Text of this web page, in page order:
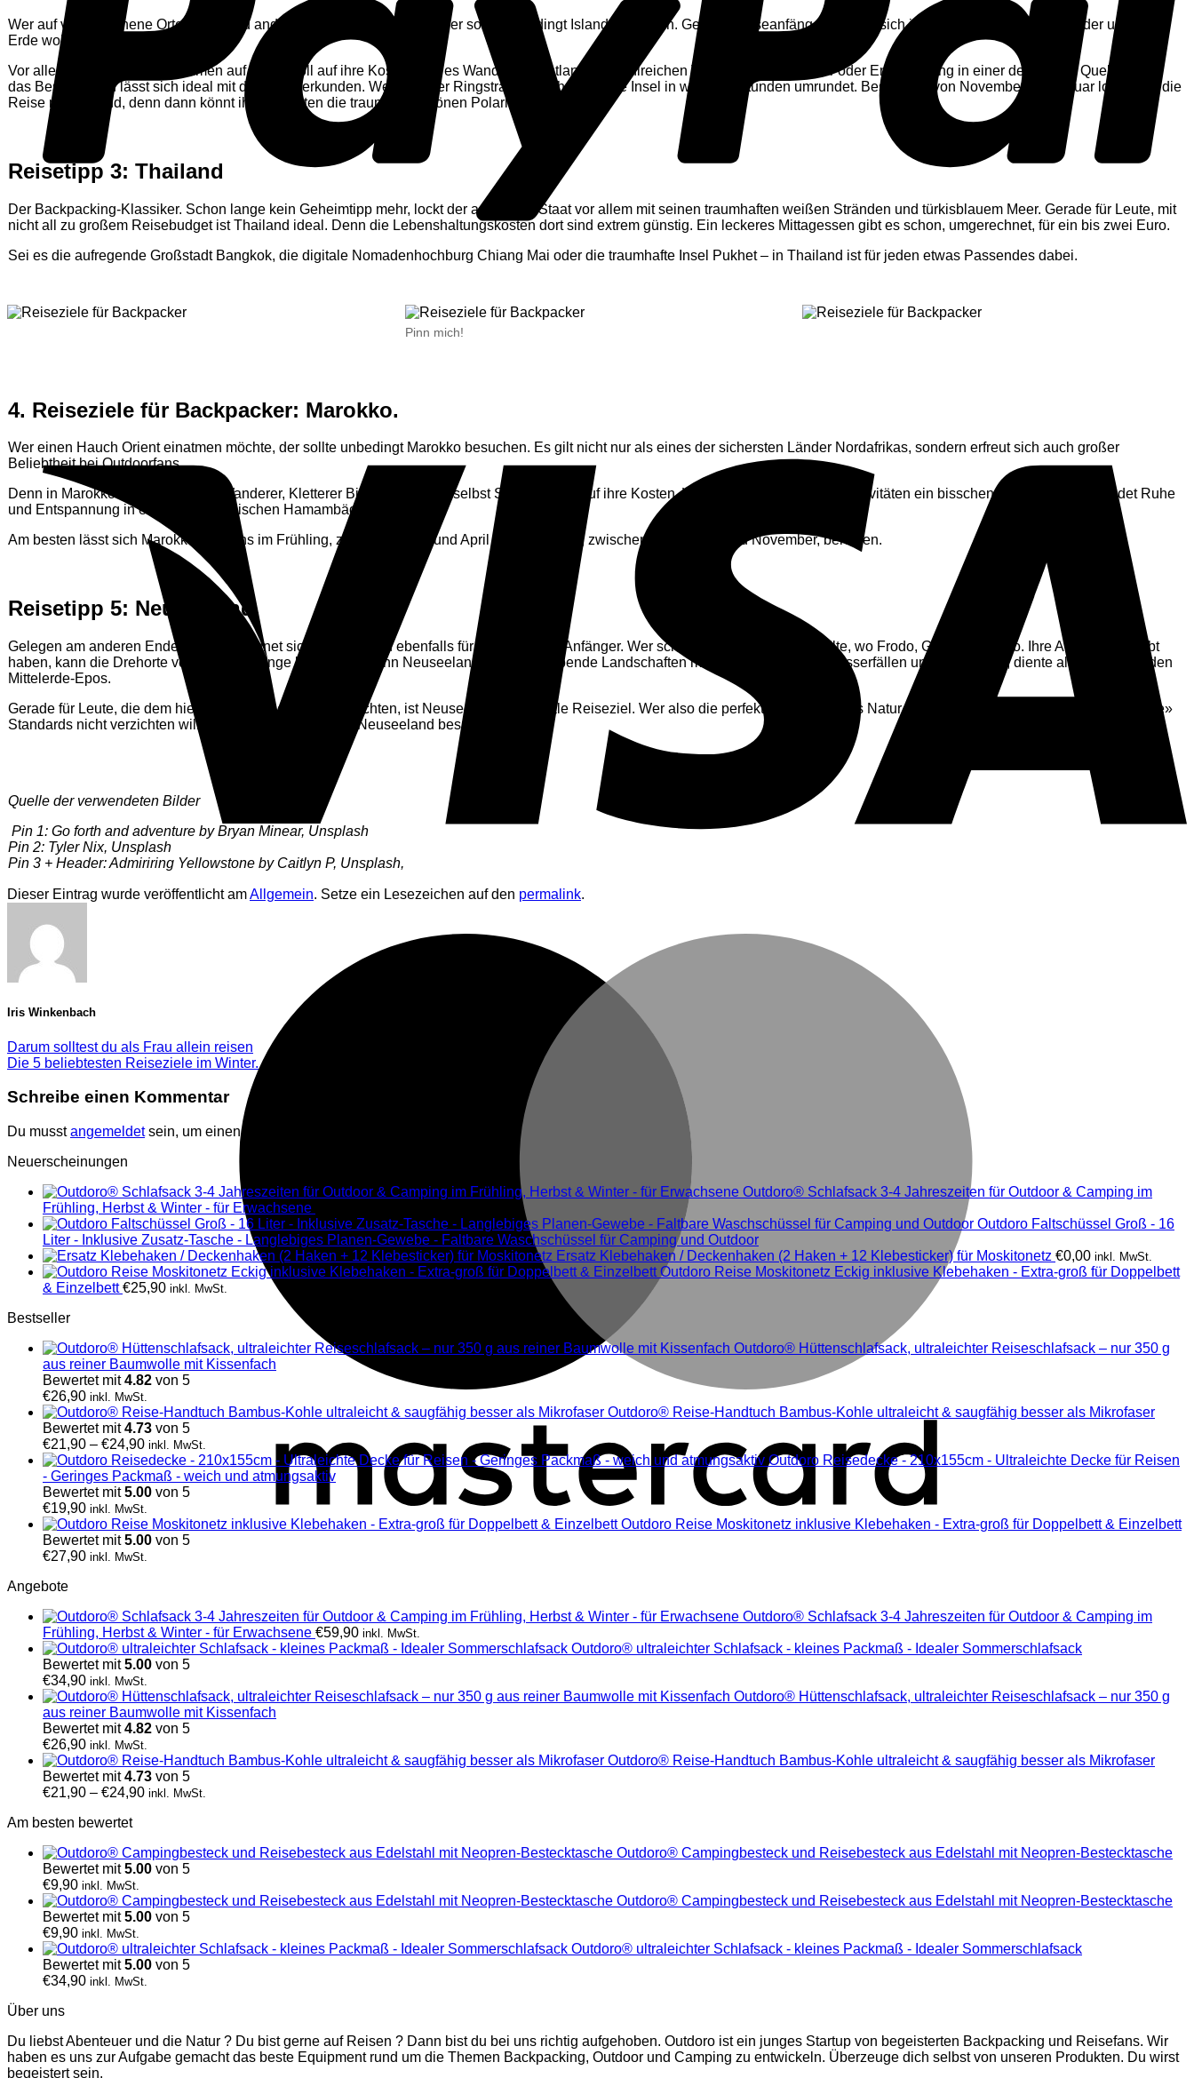
Wer auf verwunschene Orte, Feen und andere Sagengestalten steht, der sollte unbedingt Island besuchen. Gerade Reiseanfänger werden sich in einem der schönsten Länder unserer
Erde wohl fühlen.
Vor allem Naturliebhaber kommen auf Island voll auf ihre Kosten. Sei es Wanderung entlang der zahlreichen Vulkane und Gletscher oder Entspannung in einer der heißen Quellen. Und
das Beste: Island lässt sich ideal mit dem Auto erkunden. Wenn ihr der Ringstraße folgt habt ihr die Insel in wenigen Stunden umrundet. Besonders von November bis Januar lohnt sich die
Reise nach Island, denn dann könnt ihr am besten die traumhaft-schönen Polarlichter sehen.
Reisetipp 3: Thailand
Der Backpacking-Klassiker. Schon lange kein Geheimtipp mehr, lockt der asiatische Staat vor allem mit seinen traumhaften weißen Stränden und türkisblauem Meer. Gerade für Leute, mit
nicht all zu großem Reisebudget ist Thailand ideal. Denn die Lebenshaltungskosten dort sind extrem günstig. Ein leckeres Mittagessen gibt es schon, umgerechnet, für ein bis zwei Euro.
Sei es die aufregende Großstadt Bangkok, die digitale Nomadenhochburg Chiang Mai oder die traumhafte Insel Pukhet – in Thailand ist für jeden etwas Passendes dabei.
Pinn mich!
4. Reiseziele für Backpacker: Marokko.
Wer einen Hauch Orient einatmen möchte, der sollte unbedingt Marokko besuchen. Es gilt nicht nur als eines der sichersten Länder Nordafrikas, sondern erfreut sich auch großer
Beliebtheit bei Outdoorfans.
Denn in Marokko kommen Surfer, Wanderer, Kletterer Biking-Fans und selbst Skifahrer voll auf ihre Kosten. Wer sich von den ganzen Aktivitäten ein bisschen erholen möchte, findet Ruhe
und Entspannung in einem der klassischen Hamambäder.
Am besten lässt sich Marokko übrigens im Frühling, zwischen März und April und im Herbst, zwischen September und November, bereisen.
Reisetipp 5: Neuseeland .
Gelegen am anderen Ende der Erde, eignet sich Neuseeland ebenfalls für Backpacking-Anfänger. Wer schon immer mal sehen wollte, wo Frodo, Gandalf und Co. Ihre Abenteuer erlebt
haben, kann die Drehorte von Herr der Ringe besuchen. Denn Neuseelands atemberaubende Landschaften mit seinen Vulkanen, Wasserfällen und Gletschern, diente als Kulisse für den
Mittelerde-Epos.
Gerade für Leute, die dem hiesigen Winter entfliehen möchten, ist Neuseeland das ideale Reiseziel. Wer also die perfekte Mischung aus Natur und Abenteuer sucht, aber auf «westliche»
Standards nicht verzichten will, sollte unbedingt einmal Neuseeland besuchen.
Quelle der verwendeten Bilder
Pin 1: Go forth and adventure by Bryan Minear, Unsplash
Pin 2: Tyler Nix, Unsplash
Pin 3 + Header: Admiriring Yellowstone by Caitlyn P, Unsplash,
Dieser Eintrag wurde veröffentlicht amAllgemein. Setze ein Lesezeichen auf den permalink.
Iris Winkenbach
Darum solltest du als Frau allein reisen
Die 5 beliebtesten Reiseziele im Winter.
Schreibe einen Kommentar
Du musstangemeldetsein, um einen Kommentar abzugeben.
Neuerscheinungen
Outdoro® Schlafsack 3-4 Jahreszeiten für Outdoor & Camping im
Frühling, Herbst & Winter - für Erwachsene
Outdoro Faltschüssel Groß - 16
Liter - Inklusive Zusatz-Tasche - Langlebiges Planen-Gewebe - Faltbare Waschschüssel für Camping und Outdoor
Ersatz Klebehaken / Deckenhaken (2 Haken + 12 Klebesticker) für Moskitonetz €0,00 inkl. MwSt.
Outdoro Reise Moskitonetz Eckig inklusive Klebehaken - Extra-groß für Doppelbett
& Einzelbett €25,90 inkl. MwSt.
Bestseller
Outdoro® Hüttenschlafsack, ultraleichter Reiseschlafsack – nur 350 g
aus reiner Baumwolle mit Kissenfach
Bewertet mit4.82 von 5
€26,90 inkl. MwSt.
Outdoro® Reise-Handtuch Bambus-Kohle ultraleicht & saugfähig besser als Mikrofaser
Bewertet mit4.73 von 5
€21,90 – €24,90 inkl. MwSt.
Outdoro Reisedecke - 210x155cm - Ultraleichte Decke für Reisen
- Geringes Packmaß - weich und atmungsaktiv
Bewertet mit5.00 von 5
€19,90 inkl. MwSt.
Outdoro Reise Moskitonetz inklusive Klebehaken - Extra-groß für Doppelbett & Einzelbett
Bewertet mit5.00 von 5
€27,90 inkl. MwSt.
Angebote
Outdoro® Schlafsack 3-4 Jahreszeiten für Outdoor & Camping im
Frühling, Herbst & Winter - für Erwachsene €59,90 inkl. MwSt.
Outdoro® ultraleichter Schlafsack - kleines Packmaß - Idealer Sommerschlafsack
Bewertet mit5.00 von 5
€34,90 inkl. MwSt.
Outdoro® Hüttenschlafsack, ultraleichter Reiseschlafsack – nur 350 g
aus reiner Baumwolle mit Kissenfach
Bewertet mit4.82 von 5
€26,90 inkl. MwSt.
Outdoro® Reise-Handtuch Bambus-Kohle ultraleicht & saugfähig besser als Mikrofaser
Bewertet mit4.73 von 5
€21,90 – €24,90 inkl. MwSt.
Am besten bewertet
Outdoro® Campingbesteck und Reisebesteck aus Edelstahl mit Neopren-Bestecktasche
Bewertet mit5.00 von 5
€9,90 inkl. MwSt.
Outdoro® Campingbesteck und Reisebesteck aus Edelstahl mit Neopren-Bestecktasche
Bewertet mit5.00 von 5
€9,90 inkl. MwSt.
Outdoro® ultraleichter Schlafsack - kleines Packmaß - Idealer Sommerschlafsack
Bewertet mit5.00 von 5
€34,90 inkl. MwSt.
Über uns
Du liebst Abenteuer und die Natur ? Du bist gerne auf Reisen ? Dann bist du bei uns richtig aufgehoben. Outdoro ist ein junges Startup von begeisterten Backpacking und Reisefans. Wir
haben es uns zur Aufgabe gemacht das beste Equipment rund um die Themen Backpacking, Outdoor und Camping zu entwickeln. Überzeuge dich selbst von unseren Produkten. Du wirst
begeistert sein.